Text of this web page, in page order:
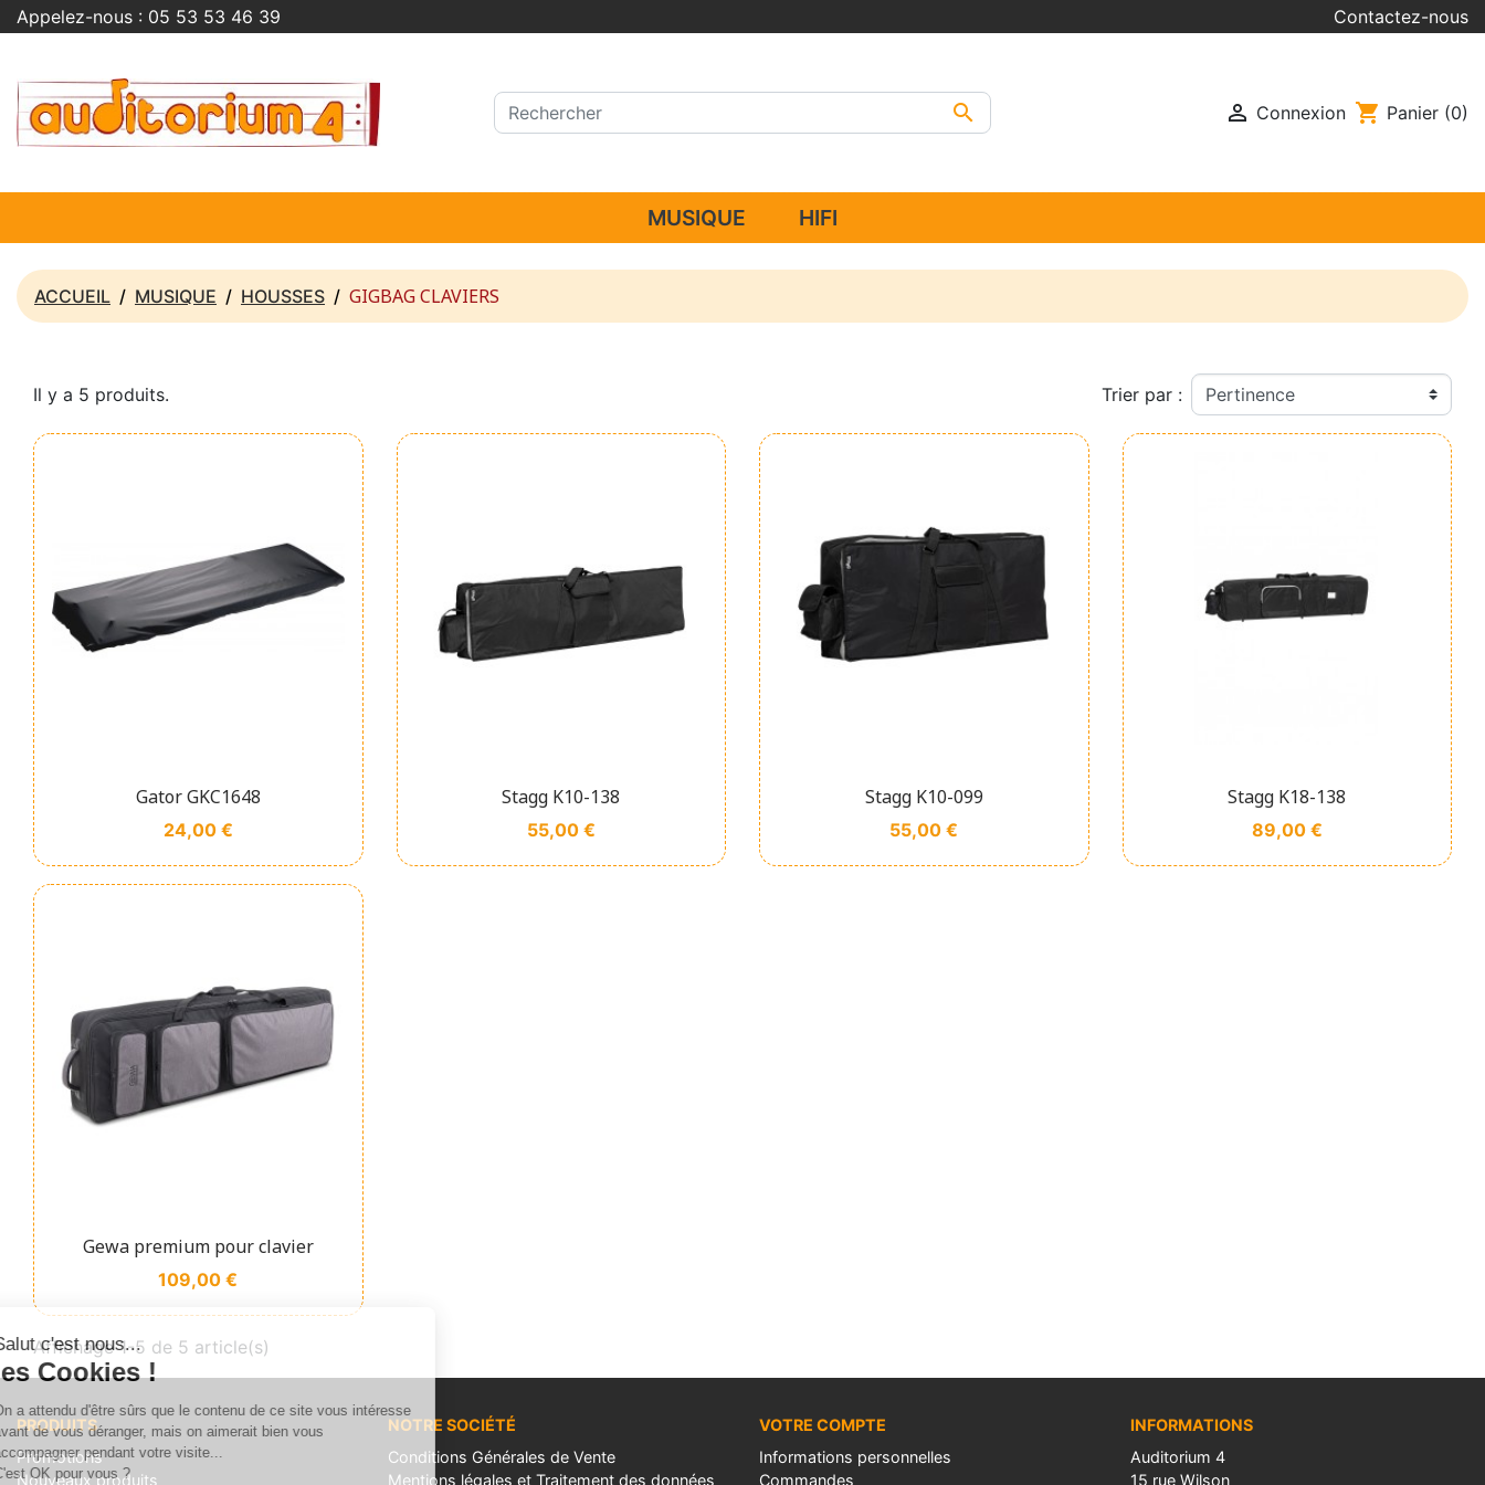
Appelez-nous : 05 53 53 46 39 Contactez-nous
  Connexion shopping_cart Panier (0)
MUSIQUE HIFI
ACCUEIL MUSIQUE HOUSSES GIGBAG CLAVIERS
Il y a 5 produits. Trier par :
Gator GKC1648
Prix
24,00 €
Stagg K10-138
Prix
55,00 €
Stagg K10-099
Prix
55,00 €
Stagg K18-138
Prix
89,00 €
Affichage rapide
Gewa premium pour clavier
Prix
109,00 €
Affichage 1-5 de 5 article(s)
PRODUITS
Promotions
Nouveaux produits
NOTRE SOCIÉTÉ
Conditions Générales de Vente
Mentions légales et Traitement des données
VOTRE COMPTE
Informations personnelles
Commandes
INFORMATIONS
Auditorium 4
15 rue Wilson
Salut c'est nous...
les Cookies !
On a attendu d'être sûrs que le contenu de ce site vous intéresse
avant de vous déranger, mais on aimerait bien vous
accompagner pendant votre visite...
C'est OK pour vous ?